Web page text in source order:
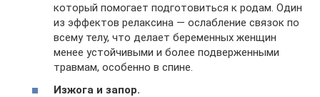
который помогает подготовиться к родам. Один
из эффектов релаксина — ослабление связок по
всему телу, что делает беременных женщин
менее устойчивыми и более подверженными
травмам, особенно в спине.
Изжога и запор.